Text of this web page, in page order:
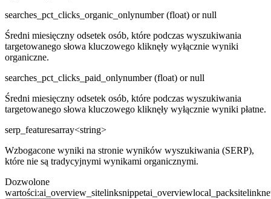
searches_pct_clicks_organic_onlynumber (float) or null
Średni miesięczny odsetek osób, które podczas wyszukiwania
targetowanego słowa kluczowego kliknęły wyłącznie wyniki
organiczne.
searches_pct_clicks_paid_onlynumber (float) or null
Średni miesięczny odsetek osób, które podczas wyszukiwania
targetowanego słowa kluczowego kliknęły wyłącznie wyniki płatne.
serp_featuresarray<string>
Wzbogacone wyniki na stronie wyników wyszukiwania (SERP),
które nie są tradycyjnymi wynikami organicznymi.
Dozwolone
wartości:ai_overview_sitelinksnippetai_overviewlocal_packsitelink